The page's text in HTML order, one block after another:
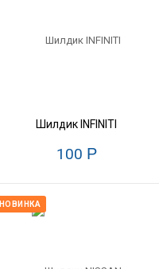
Шилдик INFINITI
100 Р
НОВИНКА